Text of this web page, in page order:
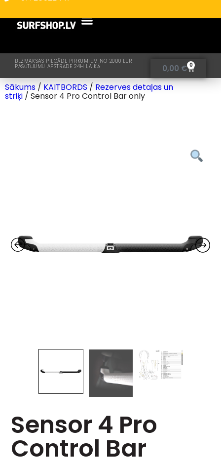
BEZMAKSAS PIEGĀDE PIRKUMIEM NO 20.00 EUR
PASŪTĪJUMU APSTRĀDE 24H LAIKĀ 0,00 € 0
Sākums / KAITBORDS / Rezerves detaļas un
striķi / Sensor 4 Pro Control Bar only
Sensor 4 Pro
Control Bar